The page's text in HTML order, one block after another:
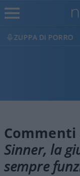
ZUPPA DI PORRO
Sinner, la
sempre